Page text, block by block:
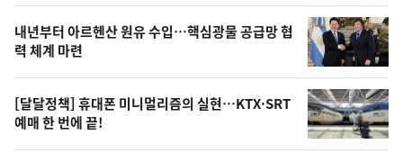
오
늘
의
사
진
내년부터 아르헨산 원유 수입…핵심광물 공급망 협
력 체계 마련
[달달정책] 휴대폰 미니멀리즘의 실현…KTX·SRT
예매 한 번에 끝!